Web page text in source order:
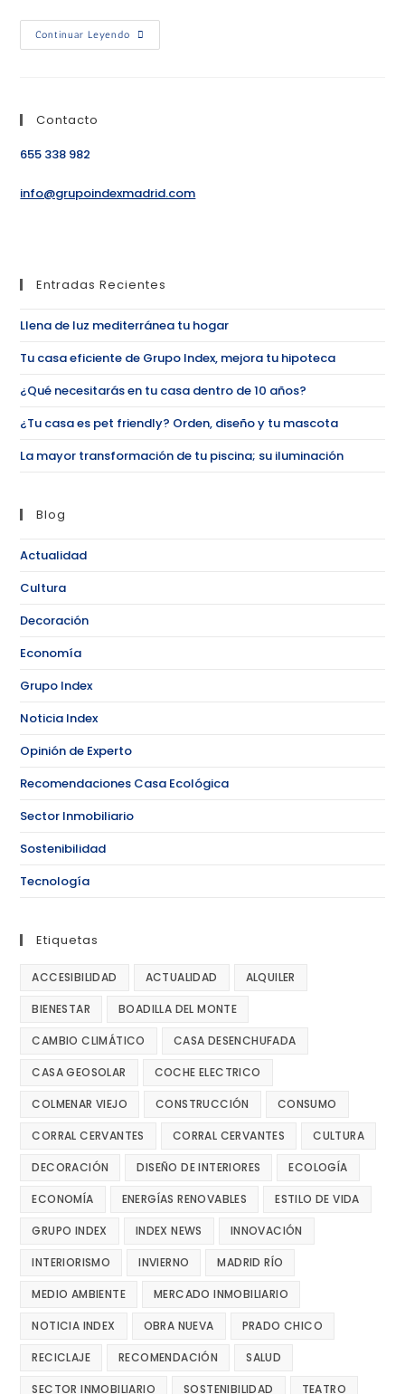
Continuar Leyendo
Contacto
655 338 982
info@grupoindexmadrid.com
Entradas Recientes
Llena de luz mediterránea tu hogar
Tu casa eficiente de Grupo Index, mejora tu hipoteca
¿Qué necesitarás en tu casa dentro de 10 años?
¿Tu casa es pet friendly? Orden, diseño y tu mascota
La mayor transformación de tu piscina; su iluminación
Blog
Actualidad
Cultura
Decoración
Economía
Grupo Index
Noticia Index
Opinión de Experto
Recomendaciones Casa Ecológica
Sector Inmobiliario
Sostenibilidad
Tecnología
Etiquetas
ACCESIBILIDAD ACTUALIDAD ALQUILER
BIENESTAR BOADILLA DEL MONTE
CAMBIO CLIMÁTICO CASA DESENCHUFADA
CASA GEOSOLAR COCHE ELECTRICO
COLMENAR VIEJO CONSTRUCCIÓN CONSUMO
CORRAL CERVANTES CORRAL CERVANTES CULTURA
DECORACIÓN DISEÑO DE INTERIORES ECOLOGÍA
ECONOMÍA ENERGÍAS RENOVABLES ESTILO DE VIDA
GRUPO INDEX INDEX NEWS INNOVACIÓN
INTERIORISMO INVIERNO MADRID RÍO
MEDIO AMBIENTE MERCADO INMOBILIARIO
NOTICIA INDEX OBRA NUEVA PRADO CHICO
RECICLAJE RECOMENDACIÓN SALUD
SECTOR INMOBILIARIO SOSTENIBILIDAD TEATRO